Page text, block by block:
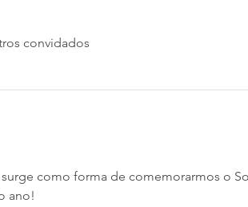
convidados
surge como forma de comemorarmos o
ano!